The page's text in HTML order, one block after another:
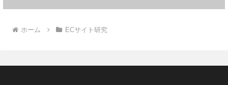
ホーム ECサイト研究